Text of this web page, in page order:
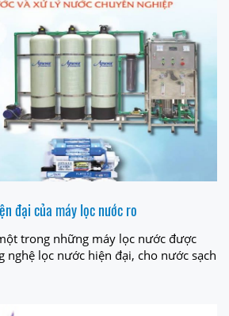
đại của máy lọc nước ro
trong những máy lọc nước được
nghệ lọc nước hiện đại, cho nước sạch